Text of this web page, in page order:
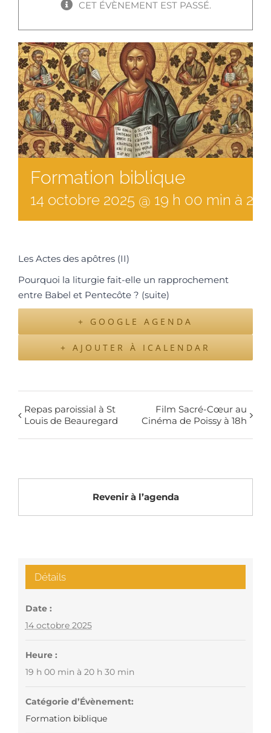
CET ÉVÈNEMENT EST PASSÉ.
Formation biblique
14 octobre 2025 @ 19 h 00 min à 20
Les Actes des apôtres (II)
Pourquoi la liturgie fait-elle un rapprochement
entre Babel et Pentecôte ? (suite)
+ GOOGLE AGENDA
+ AJOUTER À ICALENDAR
Repas paroissial à St
Louis de Beauregard
Film Sacré-Cœur au
Cinéma de Poissy à 18h
Revenir à l’agenda
Détails
Date :
14 octobre 2025
Heure :
19 h 00 min à 20 h 30 min
Catégorie d’Évènement:
Formation biblique